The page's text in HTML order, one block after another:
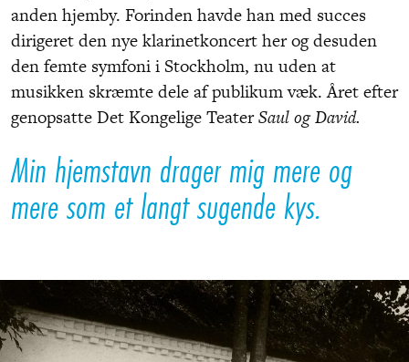
anden hjemby. Forinden havde han med succes
dirigeret den nye klarinetkoncert her og desuden
den femte symfoni i Stockholm, nu uden at
musikken skræmte dele af publikum væk. Året efter
genopsatte Det Kongelige TeaterSaul og David.
Min hjemstavn drager mig mere og
mere som et langt sugende kys.